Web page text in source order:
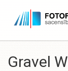
Gravel